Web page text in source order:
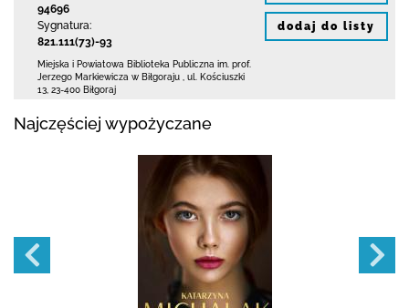
94696
Sygnatura:
821.111(73)-93
Miejska i Powiatowa Biblioteka Publiczna im. prof.
Jerzego Markiewicza w Biłgoraju
ul. Kościuszki
13 23-400 Biłgoraj
dodaj do listy
Najczęściej wypożyczane